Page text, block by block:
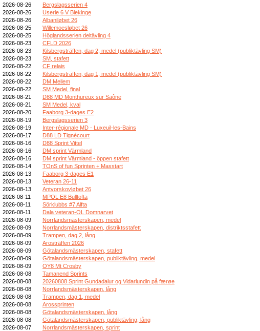
2026-08-26 Bergslagsserien 4
2026-08-26
Userie 6 V Blekinge
2026-08-26
Albaniløbet 26
2026-08-25
Willemoesløbet 26
2026-08-25
Höglandsserien deltävling 4
2026-08-23
CFLD 2026
2026-08-23
Kilsbergsträffen, dag 2, medel (publiktävling SM)
2026-08-23
SM, stafett
2026-08-22
CF relais
2026-08-22
Kilsbergsträffen, dag 1, medel (publiktävling SM)
2026-08-22
DM Mellem
2026-08-22
SM Medel, final
2026-08-21
D88 MD Monthureux sur Saône
2026-08-21
SM Medel, kval
2026-08-20
Faaborg 3-dages E2
2026-08-19
Bergslagsserien 3
2026-08-19
Inter-régionale MD - Luxeuil-les-Bains
2026-08-17
D88 LD Tignécourt
2026-08-16
D88 Sprint Vittel
2026-08-16
DM sprint Värmland
2026-08-16
DM sprint Värmland - öppen stafett
2026-08-14
TOnS of fun Sprinten + Masstart
2026-08-13
Faaborg 3-dages E1
2026-08-13
Veteran 26-11
2026-08-13
Antvorskovløbet 26
2026-08-11
MPOL E8 Bulltofta
2026-08-11
Sörklubbs #7 Alfta
2026-08-11
Dala veteran-OL Domnarvet
2026-08-09
Norrlandsmästerskapen, medel
2026-08-09
Norrlandsmästerskapen, distriktsstafett
2026-08-09
Trampen, dag 2, lång
2026-08-09
Arosträffen 2026
2026-08-09
Götalandsmästerskapen, stafett
2026-08-09
Götalandsmästerskapen, publiktävling, medel
2026-08-09
OY8 Mt Crosby
2026-08-08
Tamanend Sprints
2026-08-08
20260808 Sprint Gundadalur og Vidarlundin på færøe
2026-08-08
Norrlandsmästerskapen, lång
2026-08-08
Trampen, dag 1, medel
2026-08-08
Arossprinten
2026-08-08
Götalandsmästerskapen, lång
2026-08-08
Götalandsmästerskapen, publiktävling, lång
2026-08-07
Norrlandsmästerskapen, sprint